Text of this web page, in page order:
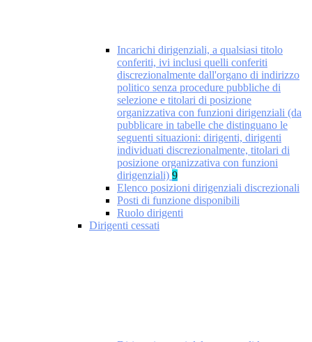
Incarichi dirigenziali, a qualsiasi titolo
conferiti, ivi inclusi quelli conferiti
discrezionalmente dall'organo di indirizzo
politico senza procedure pubbliche di
selezione e titolari di posizione
organizzativa con funzioni dirigenziali (da
pubblicare in tabelle che distinguano le
seguenti situazioni: dirigenti, dirigenti
individuati discrezionalmente, titolari di
posizione organizzativa con funzioni
dirigenziali) 9
Elenco posizioni dirigenziali discrezionali
Posti di funzione disponibili
Ruolo dirigenti
Dirigenti cessati